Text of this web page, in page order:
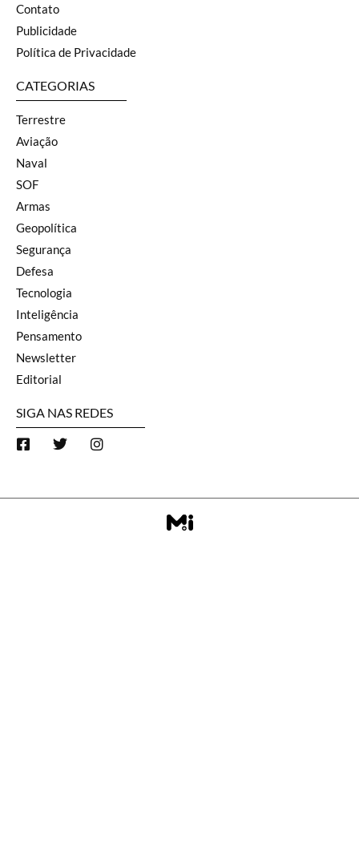
Contato
Publicidade
Política de Privacidade
CATEGORIAS
Terrestre
Aviação
Naval
SOF
Armas
Geopolítica
Segurança
Defesa
Tecnologia
Inteligência
Pensamento
Newsletter
Editorial
SIGA NAS REDES